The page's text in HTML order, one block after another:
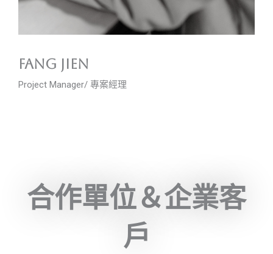
fang jien
Project Manager/ 專案經理
合作單位＆企業客
戶